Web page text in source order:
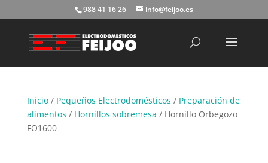
988 41 16 26 info@feijoo.es
Inicio/ Pequeños Electrodomésticos / Preparación de
alimentos / Hornillos sobremesa / Hornillo Orbegozo
FO1600